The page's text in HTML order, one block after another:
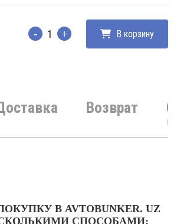
Количество В корзину
Возврат
В AVTOBUNKER. UZ
СПОСОБАМИ: